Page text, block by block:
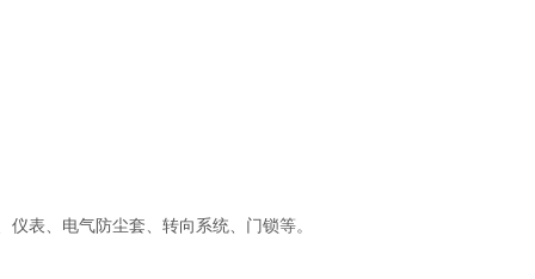
表、电气防尘套、转向系统、门锁等。